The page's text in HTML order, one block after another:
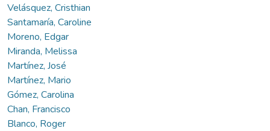
Velásquez, Cristhian
Santamaría, Caroline
Moreno, Edgar
Miranda, Melissa
Martínez, José
Martínez, Mario
Gómez, Carolina
Chan, Francisco
Blanco, Roger